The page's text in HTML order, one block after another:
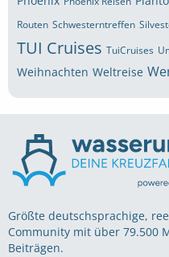
Routen Schwesterntreffen
TUI Cruises TuiCruises
Weihnachten Weltreise
Größte deutschsprachige,
Community mit über 79.500
Beiträgen.